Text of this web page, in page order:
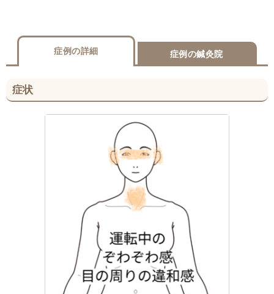
症例の詳細 症例の鍼灸院
症状